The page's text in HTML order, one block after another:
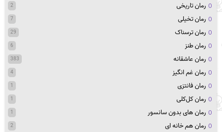
رمان تاریخی 2
رمان تخیلی 7
رمان ترسناک 29
رمان طنز 6
رمان عاشقانه 383
رمان غم انگیز 4
رمان فانتزی 1
رمان کل‌کلی 1
رمان های بدون سانسور 1
رمان هم خانه ای 2